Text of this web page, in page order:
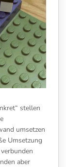
stellen
umsetzen
Umsetzung
aber